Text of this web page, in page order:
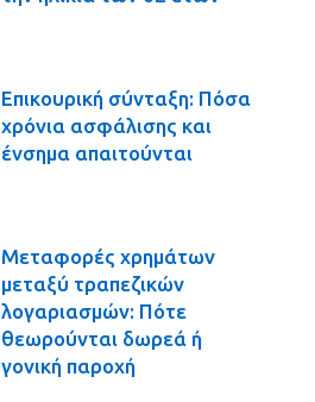
Επικουρική σύνταξη: Πόσα
χρόνια ασφάλισης και
ένσημα απαιτούνται
Μεταφορές χρημάτων
μεταξύ τραπεζικών
λογαριασμών: Πότε
θεωρούνται δωρεά ή
γονική παροχή